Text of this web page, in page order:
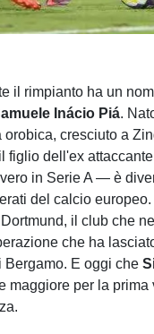
il rimpianto ha un
Inácio Piá.
orobica, cresciuto a
figlio dell'ex attaccante
in Serie A — è
del calcio
il club che
che ha
Bergamo. E oggi che
maggiore per la